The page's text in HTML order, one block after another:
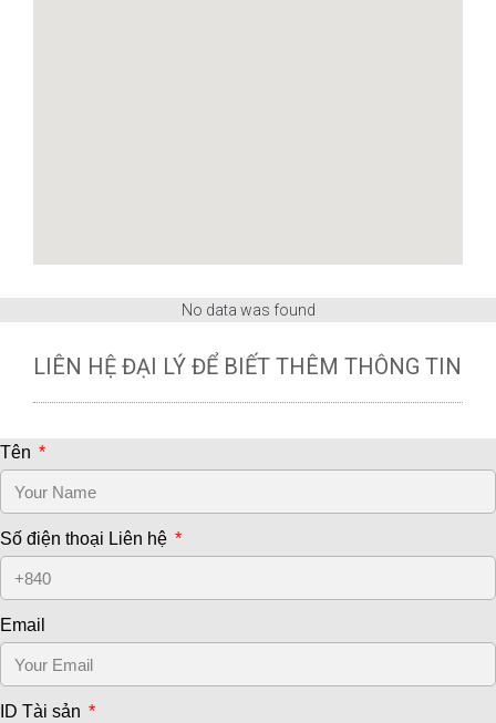
No data was found
LIÊN HỆ ĐẠI LÝ ĐỂ BIẾT THÊM THÔNG TIN
Tên
Số điện thoại Liên hệ
Email
ID Tài sản